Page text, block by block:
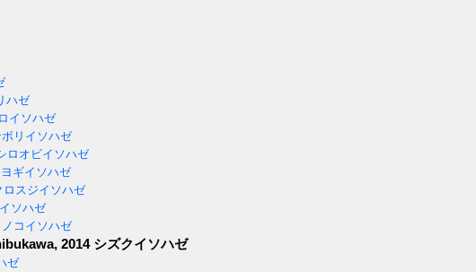
ハゼ
イソハゼ
ボリイソハゼ
ロオビイソハゼ
ギイソハゼ
ロスジイソハゼ
ソハゼ
ノコイソハゼ
2014シズクイソハゼ
ゼ